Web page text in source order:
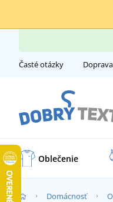
Časté otázky
Oblečenie
Domácnosť